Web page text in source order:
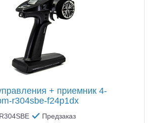
+ приемник 4-
r304sbe-f24p1dx
Предзаказ